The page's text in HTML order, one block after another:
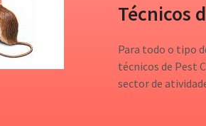
Técnicos
Para todo o tipo
técnicos de Pest
sector de